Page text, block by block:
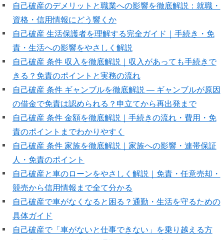
自己破産のデメリットと職業への影響を徹底解説：就職・
資格・信用情報にどう響くか
自己破産 生活保護者を理解する完全ガイド｜手続き・免
責・生活への影響をやさしく解説
自己破産 条件 収入を徹底解説｜収入があっても手続きで
きる？免責のポイントと実務の流れ
自己破産 条件 ギャンブルを徹底解説 — ギャンブルが原因
の借金で免責は認められる？申立てから再出発まで
自己破産 条件 金額を徹底解説｜手続きの流れ・費用・免
責のポイントまでわかりやすく
自己破産 条件 家族を徹底解説｜家族への影響・連帯保証
人・免責のポイント
自己破産と車のローンをやさしく解説｜免責・任意売却・
競売から信用情報まで全て分かる
自己破産で車がなくなると困る？通勤・生活を守るための
具体ガイド
自己破産で「車がないと仕事できない」を乗り越える方